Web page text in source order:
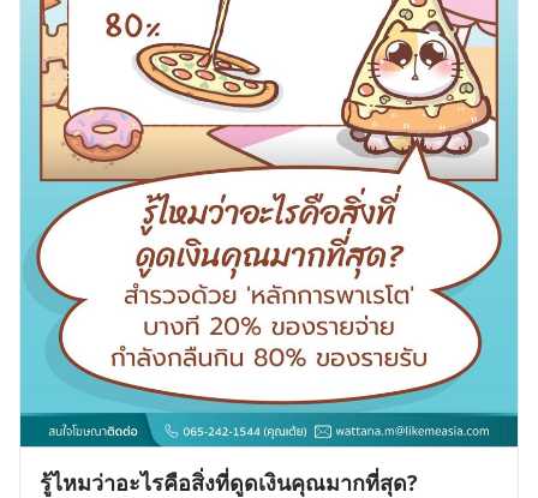
รู้ไหมว่าอะไรคือสิ่งที่ดูดเงินคุณมากที่สุด?